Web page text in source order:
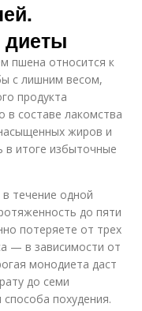
пшена относится к
с лишним весом,
продукта
в составе лакомства
жиров и
в итоге избыточные
течение одной
до пяти
потеряете от трех
— в зависимости от
монодиета даст
до семи
похудения.